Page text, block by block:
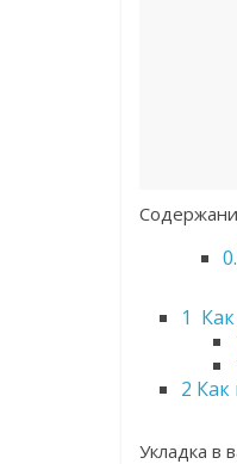
1
2 Как
Укладка в